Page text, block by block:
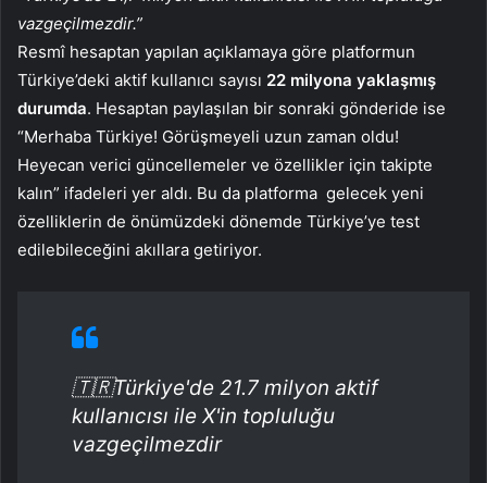
vazgeçilmezdir.”
Resmî hesaptan yapılan açıklamaya göre platformun
Türkiye’deki aktif kullanıcı sayısı 22 milyona yaklaşmış
durumda. Hesaptan paylaşılan bir sonraki gönderide ise
“Merhaba Türkiye! Görüşmeyeli uzun zaman oldu!
Heyecan verici güncellemeler ve özellikler için takipte
kalın” ifadeleri yer aldı. Bu da platforma gelecek yeni
özelliklerin de önümüzdeki dönemde Türkiye’ye test
edilebileceğini akıllara getiriyor.
🇹🇷Türkiye'de 21.7 milyon aktif
kullanıcısı ile X'in topluluğu
vazgeçilmezdir